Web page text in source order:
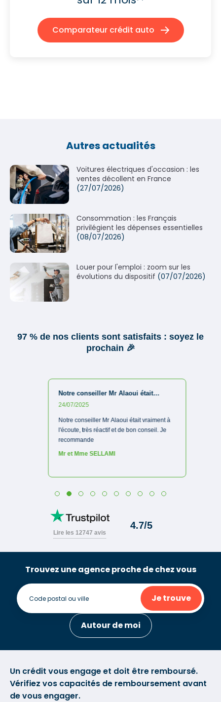
Comparateur crédit auto
Autres actualités
Voitures électriques d'occasion : les
ventes décollent en France
(27/07/2026)
Consommation : les Français
privilégient les dépenses essentielles
(08/07/2026)
Louer pour l'emploi : zoom sur les
évolutions du dispositif (07/07/2026)
Trouvez une agence proche de chez vous
Je trouve
Autour de moi
Un crédit vous engage et doit être remboursé.
Vérifiez vos capacités de remboursement avant
de vous engager.